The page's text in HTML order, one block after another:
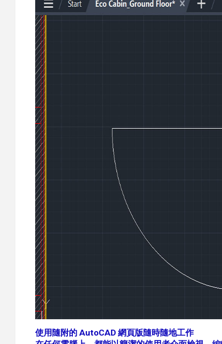
使用隨附的 AutoCAD 網頁版隨時隨地工作